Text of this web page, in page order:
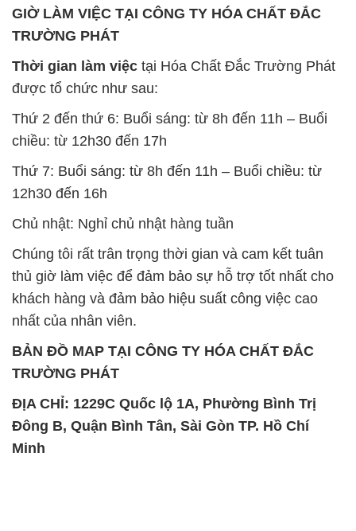
Thứ 2 đến thứ 6: Buổi sáng: từ 8h đến 11h – Buổi
chiều: từ 12h30 đến 17h
Thứ 7: Buổi sáng: từ 8h đến 11h – Buổi chiều: từ
12h30 đến 16h
Chủ nhật: Nghỉ chủ nhật hàng tuần
thủ giờ làm việc để đảm bảo sự hỗ trợ tốt nhất cho
khách hàng và đảm bảo hiệu suất công việc cao
nhất của nhân viên.
BẢN ĐỒ MAP TẠI CÔNG TY HÓA CHẤT ĐẮC
TRƯỜNG PHÁT
ĐỊA CHỈ: 1229C Quốc lộ 1A, Phường Bình Trị
Đông B, Quận Bình Tân, Sài Gòn TP. Hồ Chí
Minh